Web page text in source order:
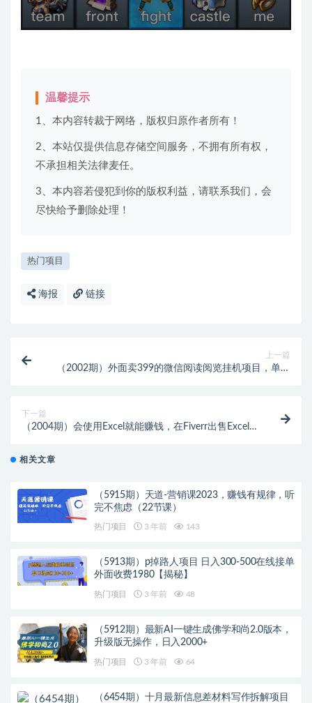
温馨提示
1、本内容转裁于网络，版权归原作者所有！
2、本站仅提供信息存储空间服务，不拥有所有权，
不承担相关法律麦任。
3、本内容若侵犯到你的版权利益，请联系我们，会
尽快给予删除处理！
热门项目
海报 链接
上一篇
（2002期）外面卖399的微信阅读阅览挂机项目，单号
下一篇
（2004期）会使用Excel就能赚钱，在Fiverr出售Excel
相关文章
（5915期）天道-营销课2023，赚钱有规律，听
完不焦虑（22节课）
热门项目 3 年前 143
（5913期）p掉路人项目 日入300-500在线接单
外面收费1980【揭秘】
热门项目 3 年前 48
（5912期）最新AI一键生成佛学和尚2.0版本，
升级版无操作，日入2000+
热门项目 3 年前 64
（6454期）十月最新信息差材料写作拆解项目